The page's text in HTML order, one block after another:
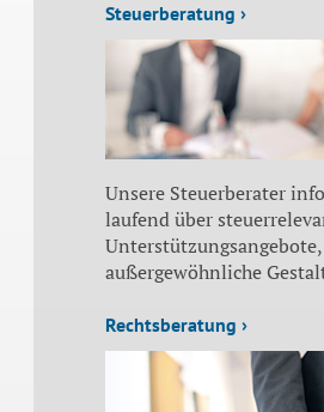
Steuerberatung ›
Unsere Steuerberater
laufend über
außergewöhnliche
Rechtsberatung ›